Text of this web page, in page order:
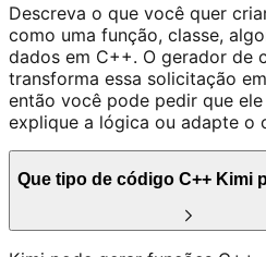
Descreva o que você quer
como uma função, classe,
dados em C++. O gerador de
transforma essa solicitação
então você pode pedir que
explique a lógica ou adapte o
Que tipo de código C++ Kimi